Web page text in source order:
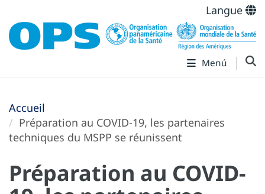
Langue
Menú
Accueil
Préparation au COVID-19, les partenaires
techniques du MSPP se réunissent
Préparation au COVID-